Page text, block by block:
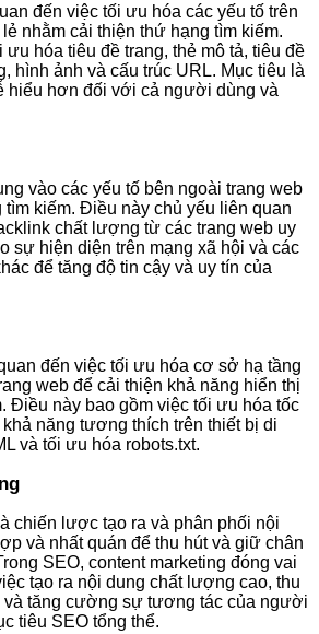
đến việc tối ưu hóa các yếu tố trên
nhằm cải thiện thứ hạng tìm kiếm.
hóa tiêu đề trang, thẻ mô tả, tiêu đề
hình ảnh và cấu trúc URL. Mục tiêu là
hiểu hơn đối với cả người dùng và
vào các yếu tố bên ngoài trang web
kiếm. Điều này chủ yếu liên quan
chất lượng từ các trang web uy
sự hiện diện trên mạng xã hội và các
để tăng độ tin cậy và uy tín của
đến việc tối ưu hóa cơ sở hạ tầng
web để cải thiện khả năng hiển thị
Điều này bao gồm việc tối ưu hóa tốc
năng tương thích trên thiết bị di
và tối ưu hóa robots.txt.
là chiến lược tạo ra và phân phối nội
và nhất quán để thu hút và giữ chân
SEO, content marketing đóng vai
tạo ra nội dung chất lượng cao, thu
và tăng cường sự tương tác của người
tiêu SEO tổng thể.